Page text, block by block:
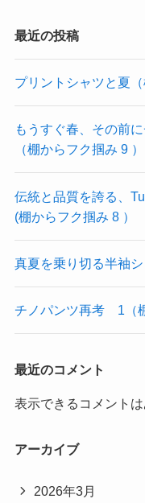
最近の投稿
プリントシャツと夏（
もうすぐ春、その前
（棚からフク掴み 9 ）
伝統と品質を誇る、
(棚からフク掴み 8 ）
真夏を乗り切る半袖
チノパンツ再考 1（
最近のコメント
表示できるコメントは
アーカイブ
2026年3月